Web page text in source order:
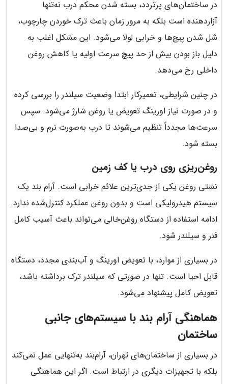
در ساختمان‌های پرتردد، بسته شدن محکم درب نه‌تنها
آزاردهنده است بلکه به مرور زمان باعث ترک خوردن چارچوب،
شل شدن پیچ‌ها و خرابی لولا می‌شود. این مشکل اغلب به
دلیل باز بودن بیش از حد پیچ سرعت اولیه یا کاهش روغن
داخلی رخ می‌دهد.
در چنین شرایطی، تعمیرکار ابتدا وضعیت سیلندر را بررسی کرده
و در صورت نیاز اورینگ تعویض یا روغن شارژ می‌شود. سپس
سرعت‌ها مجدداً تنظیم می‌شوند تا درب به‌صورت نرم و بی‌صدا
بسته شود.
روغن‌ریزی روی درب یا کف زمین
نشتی روغن یکی از جدی‌ترین علائم خرابی است. آرام بند یک
سیستم هیدرولیکی است و بدون روغن عملکرد کنترل‌شده ندارد.
ادامه استفاده از دستگاه روغن‌خالی می‌تواند باعث آسیب کامل
فنر و سیلندر شود.
در بسیاری از موارد، با تعویض اورینگ و آب‌بندی مجدد، دستگاه
قابل احیا است. تنها در صورتی که سیلندر ترک برداشته باشد،
تعویض کامل پیشنهاد می‌شود.
هماهنگی آرام بند با سیستم‌های جانبی
ساختمان
در بسیاری از ساختمان‌های تهران، آرام‌بند به‌تنهایی عمل نمی‌کند
بلکه با تجهیزات دیگری در ارتباط است. اگر این هماهنگی